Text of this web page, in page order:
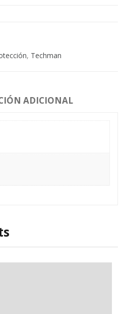
, Techman
ADICIONAL